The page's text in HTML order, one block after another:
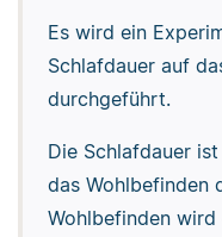
Es wird ein
Schlafdauer auf
durchgeführt.
Die Schlafdauer
das Wohlbefinden
Wohlbefinden